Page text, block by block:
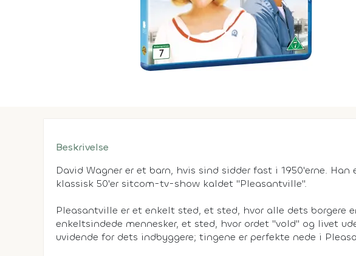
Beskrivelse
David Wagner er et barn, hvis sind sidder fast i 1950'erne.
klassisk 50'er sitcom-tv-show kaldet "Pleasantville".
Pleasantville er et enkelt sted, et sted, hvor alle dets borgere
enkeltsindede mennesker, et sted, hvor ordet "vold" og livet
uvidende for dets indbyggere; tingene er perfekte nede i